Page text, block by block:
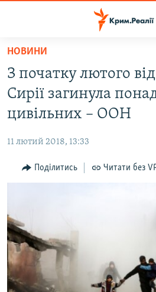
Перейти
основного
матеріалу
Перейти
до
основної
Перейти
до
ВІДЕО ТА ФОТО
БЛОГИ
ПОГЛЯД
СПЕЦПРОЕКТИ
ДЕПОРТАЦІЯ
ВІДЕОУРОКИ «ELIFBE»
ЯК ОБІЙТИ БЛОКУВАННЯ
Русский
НОВИНИ
З початку лютого від
Сирії загинула
цивільних – ООН
11 лютий 2018, 13:33
Поділитись Читати без